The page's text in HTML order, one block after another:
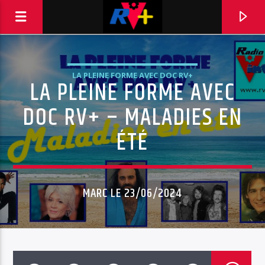
RADIO VINTAGE PLUS
POUR ET AVEC VOUS
LA PLEINE FORME AVEC DOC RV+
LA PLEINE FORME AVEC
DOC RV+ – MALADIES EN
ÉTÉ
MARC LE 23/06/2024